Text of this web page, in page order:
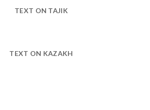
TEXT ON TAJIK
TEXT ON KAZAKH